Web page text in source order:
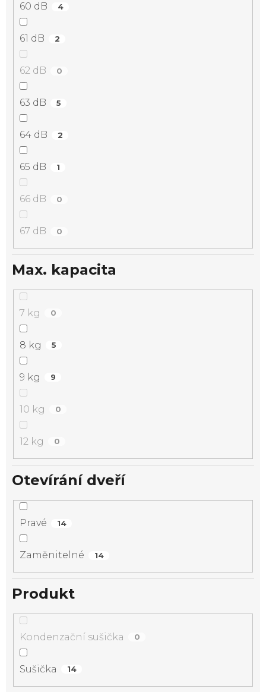
60 dB 4
61 dB 2
62 dB 0
63 dB 5
64 dB 2
65 dB 1
66 dB 0
67 dB 0
Max. kapacita
7 kg 0
8 kg 5
9 kg 9
10 kg 0
12 kg 0
Otevírání dveří
Pravé 14
Zaměnitelné 14
Produkt
Kondenzační sušička 0
Sušička 14